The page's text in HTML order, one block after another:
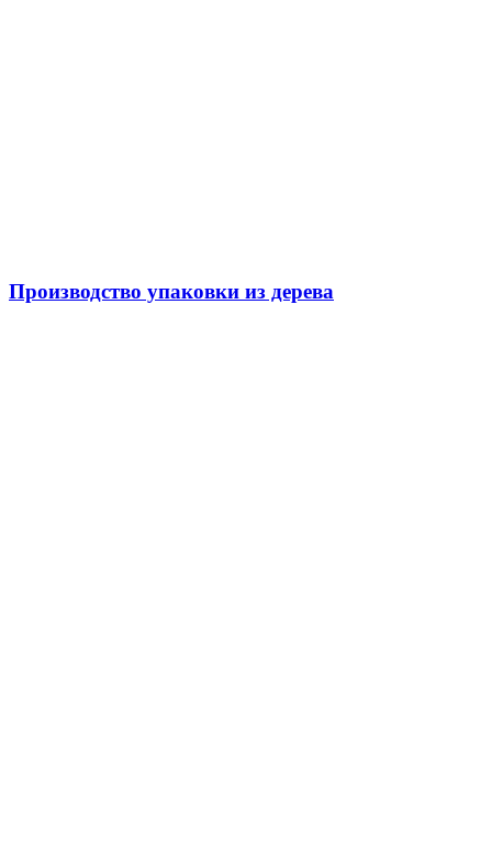
Производство упаковки из дерева